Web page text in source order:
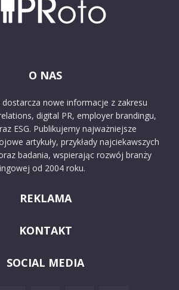
O NAS
dostarcza nowe informacje z zakresu
digital PR, employer brandingu,
ESG. Publikujemy najważniejsze
artykuły, przykłady najciekawszych
badania, wspierając rozwój branży
od 2004 roku.
REKLAMA
KONTAKT
SOCIAL MEDIA